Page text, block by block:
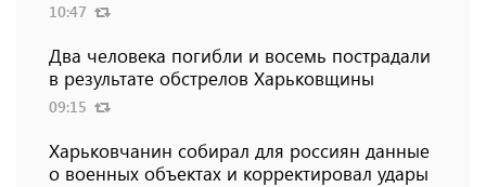
10:47
Два человека погибли и восемь пострадали
в результате обстрелов Харьковщины
09:15
Харьковчанин собирал для россиян данные
о военных объектах и ​​корректировал удары